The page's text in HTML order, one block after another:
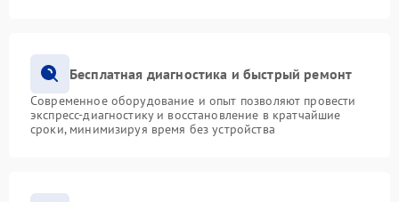
Бесплатная диагностика и быстрый ремонт
Современное оборудование и опыт позволяют провести
экспресс-диагностику и восстановление в кратчайшие
сроки, минимизируя время без устройства